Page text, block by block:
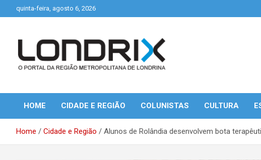
to
quinta-feira, agosto 6, 2026
Londrix
HOME CIDADE E REGIÃO COLUNISTAS CULTURA
Home Cidade e Região Alunos de Rolândia desenvolvem bota